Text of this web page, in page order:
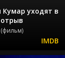
Кумар уходят в
отрыв
(фильм)